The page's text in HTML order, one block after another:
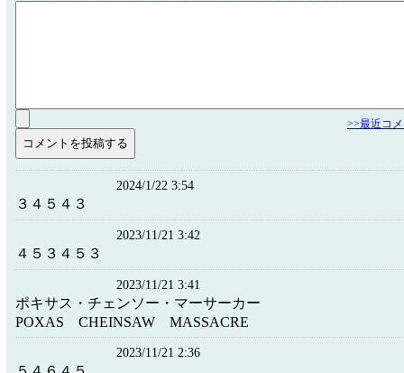
>>最近コ
2024/1/22 3:54
３４５４３
2023/11/21 3:42
４５３４５３
2023/11/21 3:41
ポキサス・チェンソー・マーサーカー
POXAS CHEINSAW MASSACRE
2023/11/21 2:36